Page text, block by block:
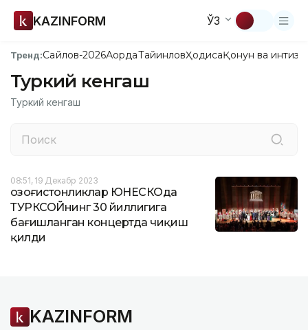
KAZINFORM ЎЗ
Тренд:Сайлов-2026АқордаТайинловҲодисаҚонун ва
Туркий кенгаш
Туркий кенгаш
08:51, 19 Декабр 2023
Қозоғистонликлар ЮНЕСКОда
ТУРКСОЙнинг 30 йиллигига
бағишланган концертда чиқиш
қилди
KAZINFORM